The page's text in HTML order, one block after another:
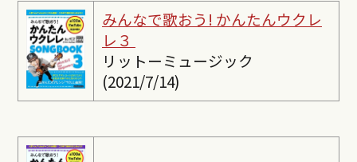
みんなで歌おう! かんたんウクレ
レ３
リットーミュージック
(2021/7/14)